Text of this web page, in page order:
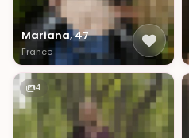
Mariana, 47
France
4